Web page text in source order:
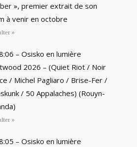
», premier extrait de son
à venir en octobre
»
– Osisko en lumière
2026 – (Quiet Riot / Noir
/ Michel Pagliaro / Brise-Fer /
/ 50 Appalaches) (Rouyn-
»
– Osisko en lumière